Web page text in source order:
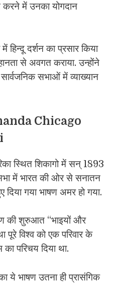
करने में उनका योगदान
हिन्दू दर्शन का प्रसार किया
से अवगत कराया. उन्होंने
सभाओं में व्याख्यान
Chicago
स्थित शिकागो में सन् 1893
में भारत की ओर से सनातन
दिया गया भाषण अमर हो गया.
की शुरुआत “भाइयों और
पूरे विश्व को एक परिवार के
परिचय दिया था.
ये भाषण उतना ही प्रासंगिक